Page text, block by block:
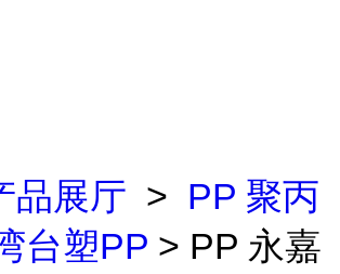
品展厅 > PP 聚丙
台塑PP > PP 永嘉